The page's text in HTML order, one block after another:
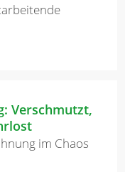
Verschmutzt,
im Chaos